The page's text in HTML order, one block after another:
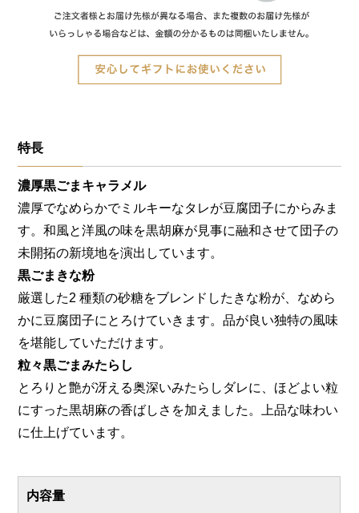
特長
濃厚黒ごまキャラメル
濃厚でなめらかでミルキーなタレが豆腐団子にからみま
す。和風と洋風の味を黒胡麻が見事に融和させて団子の
未開拓の新境地を演出しています。
黒ごまきな粉
厳選した2 種類の砂糖をブレンドしたきな粉が、なめら
かに豆腐団子にとろけていきます。品が良い独特の風味
を堪能していただけます。
粒々黒ごまみたらし
とろりと艶が冴える奥深いみたらしダレに、ほどよい粒
にすった黒胡麻の香ばしさを加えました。上品な味わい
に仕上げています。
内容量